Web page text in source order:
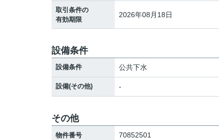
取引条件の
有効期限
2026年08月18日
設備条件
設備条件 公共下水
設備(その他) -
その他
物件番号 70852501